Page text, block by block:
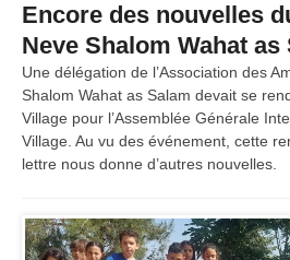
Encore des nouvelles
Neve Shalom Wahat as
Une délégation de l’Association des
Shalom Wahat as Salam devait se
Village pour l’Assemblée Générale
Village. Au vu des événement, cette
lettre nous donne d’autres nouvelles.